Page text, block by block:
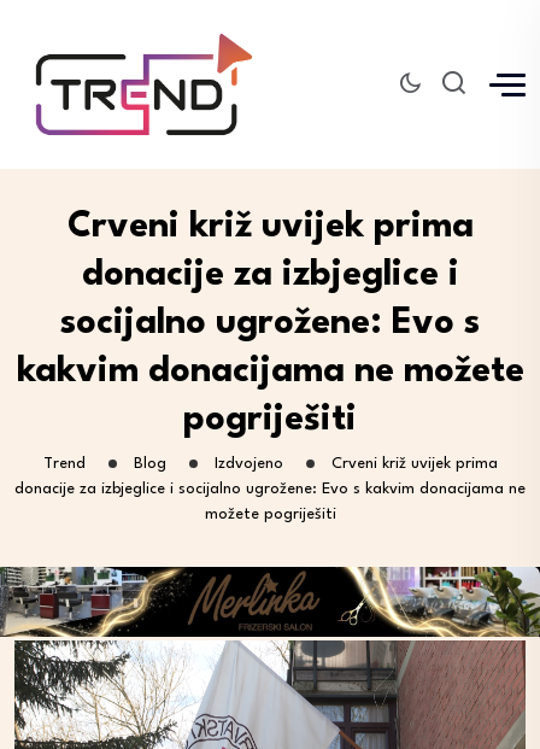
Crveni križ uvijek prima
donacije za izbjeglice i
socijalno ugrožene: Evo s
kakvim donacijama ne možete
pogriješiti
Trend Blog Izdvojeno
Crveni križ uvijek prima
donacije za izbjeglice i socijalno ugrožene: Evo s kakvim donacijama ne
možete pogriješiti